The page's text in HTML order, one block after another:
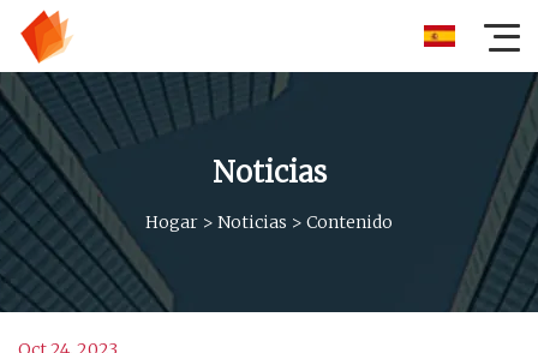
Noticias
Hogar > Noticias > Contenido